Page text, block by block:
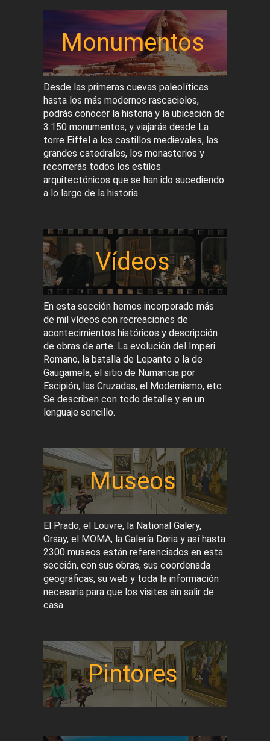
Monumentos
Desde las primeras cuevas paleolíticas
hasta los más modernos rascacielos,
podrás conocer la historia y la ubicación de
3.150 monumentos, y viajarás desde La
torre Eiffel a los castillos medievales, las
grandes catedrales, los monasterios y
recorrerás todos los estilos
arquitectónicos que se han ido sucediendo
a lo largo de la historia.
Vídeos
En esta sección hemos incorporado más
de mil vídeos con recreaciones de
acontecimientos históricos y descripción
de obras de arte. La evolución del Imperi
Romano, la batalla de Lepanto o la de
Gaugamela, el sitio de Numancia por
Escipión, las Cruzadas, el Modernismo, etc.
Se describen con todo detalle y en un
lenguaje sencillo.
Museos
El Prado, el Louvre, la National Galery,
Orsay, el MOMA, la Galería Doria y así hasta
2300 museos están referenciados en esta
sección, con sus obras, sus coordenada
geográficas, su web y toda la información
necesaria para que los visites sin salir de
casa.
Pintores